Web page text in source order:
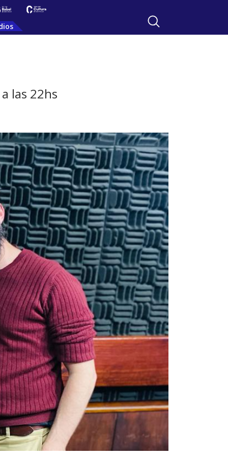
las 22hs